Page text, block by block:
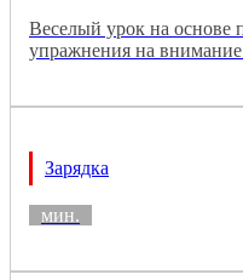
Веселый урок на
упражнения на
Зарядка
мин.